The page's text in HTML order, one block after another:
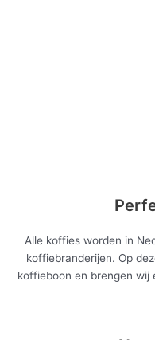
Alle koffies worden in
koffiebranderijen. Op
koffieboon en brengen wij